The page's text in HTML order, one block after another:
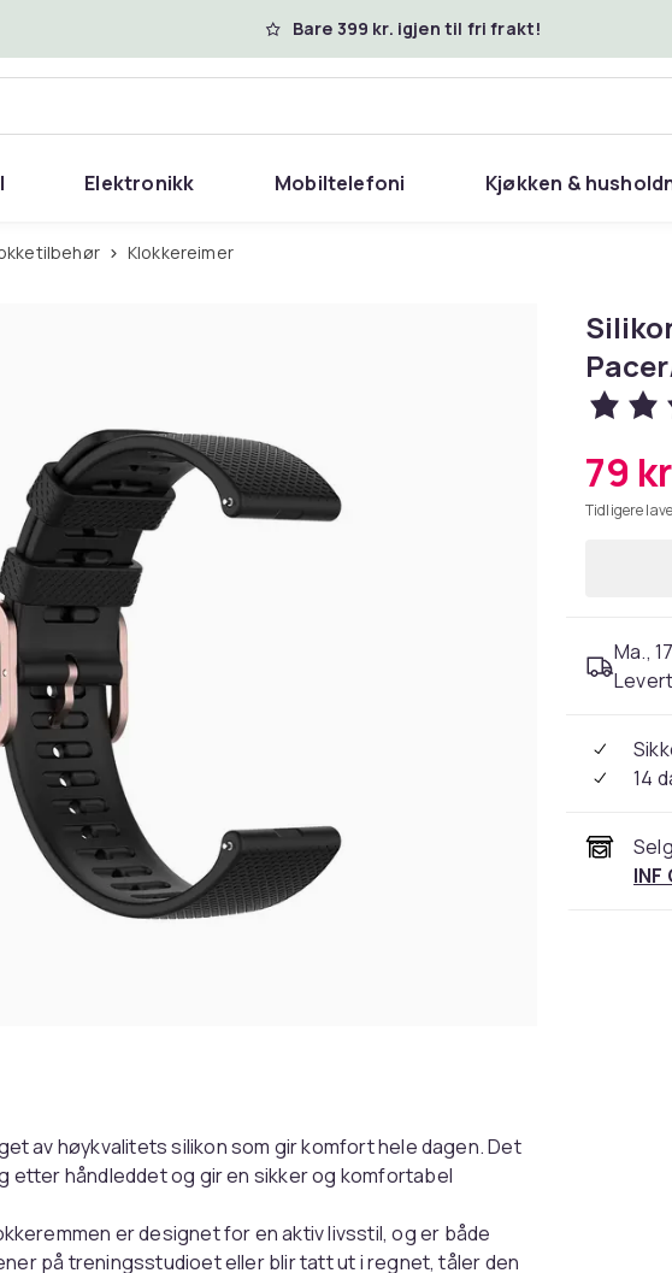
Bare 399 kr. igjen til fri frakt!
Elektronikk Mobiltelefoni Kjøkken &
Klokkereimer
av høykvalitets silikon som gir komfort hele dagen. Det
etter håndleddet og gir en sikker og komfortabel
er designet for en aktiv livsstil, og er både
på treningsstudioet eller blir tatt ut i regnet, tåler den
79 kr
Tidligere
Ma.,
14
INF